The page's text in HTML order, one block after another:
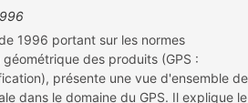
1996 portant sur les normes
des produits (GPS :
présente une vue d'ensemble de
dans le domaine du GPS. Il explique le